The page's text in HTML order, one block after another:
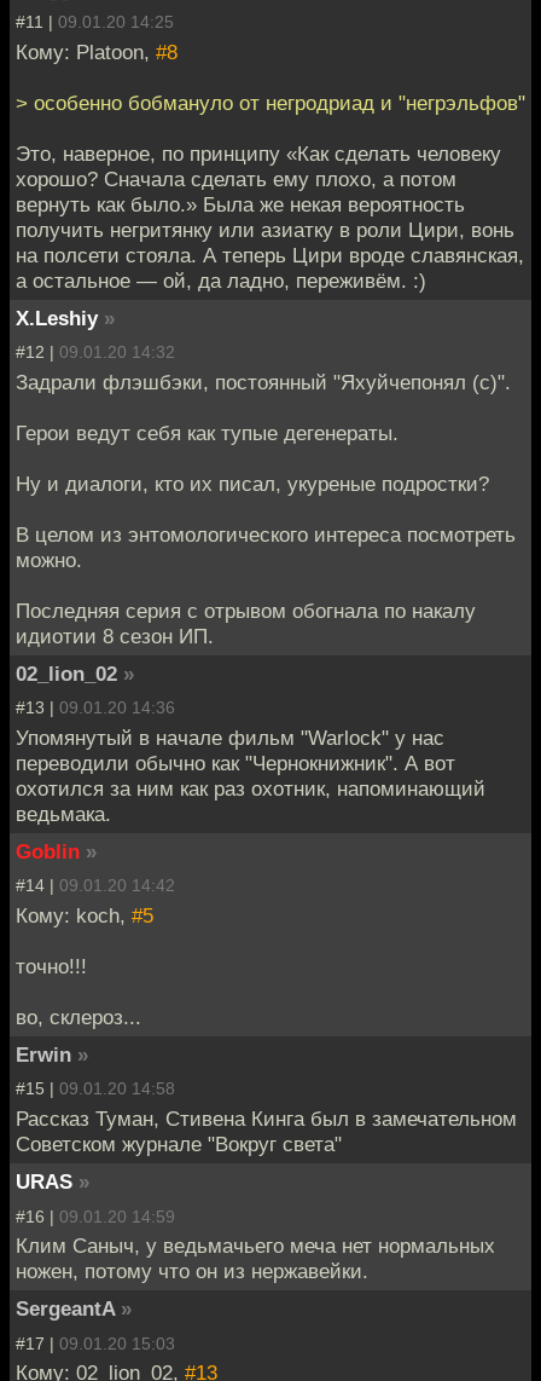
#11 | 09.01.20 14:25
Кому: Platoon, #8
> особенно бобмануло от негродриад и "негрэльфов"
Это, наверное, по принципу «Как сделать человеку
хорошо? Сначала сделать ему плохо, а потом
вернуть как было.» Была же некая вероятность
получить негритянку или азиатку в роли Цири, вонь
на полсети стояла. А теперь Цири вроде славянская,
а остальное — ой, да ладно, переживём. :)
X.Leshiy »
#12 | 09.01.20 14:32
Задрали флэшбэки, постоянный "Яхуйчепонял (с)".
Герои ведут себя как тупые дегенераты.
Ну и диалоги, кто их писал, укуреные подростки?
В целом из энтомологического интереса посмотреть
можно.
Последняя серия с отрывом обогнала по накалу
идиотии 8 сезон ИП.
02_lion_02 »
#13 | 09.01.20 14:36
Упомянутый в начале фильм "Warlock" у нас
переводили обычно как "Чернокнижник". А вот
охотился за ним как раз охотник, напоминающий
ведьмака.
Goblin »
#14 | 09.01.20 14:42
Кому: koch, #5
точно!!!
во, склероз...
Erwin »
#15 | 09.01.20 14:58
Рассказ Туман, Стивена Кинга был в замечательном
Советском журнале "Вокруг света"
URAS »
#16 | 09.01.20 14:59
Клим Саныч, у ведьмачьего меча нет нормальных
ножен, потому что он из нержавейки.
SergeantA »
#17 | 09.01.20 15:03
Кому: 02_lion_02, #13